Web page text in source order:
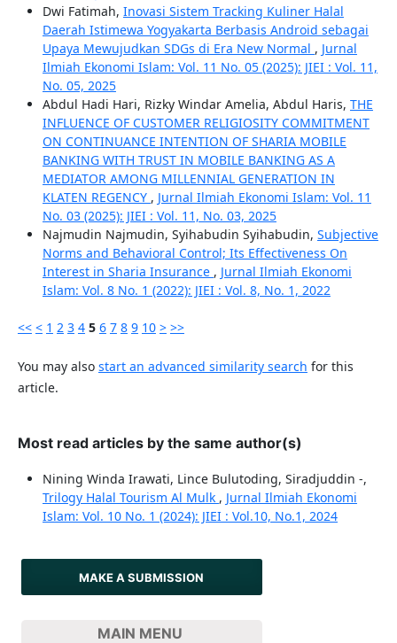
Dwi Fatimah, Inovasi Sistem Tracking Kuliner Halal
Daerah Istimewa Yogyakarta Berbasis Android sebagai
Upaya Mewujudkan SDGs di Era New Normal , Jurnal
Ilmiah Ekonomi Islam: Vol. 11 No. 05 (2025): JIEI : Vol. 11,
No. 05, 2025
Abdul Hadi Hari, Rizky Windar Amelia, Abdul Haris, THE
INFLUENCE OF CUSTOMER RELIGIOSITY COMMITMENT
ON CONTINUANCE INTENTION OF SHARIA MOBILE
BANKING WITH TRUST IN MOBILE BANKING AS A
MEDIATOR AMONG MILLENNIAL GENERATION IN
KLATEN REGENCY , Jurnal Ilmiah Ekonomi Islam: Vol. 11
No. 03 (2025): JIEI : Vol. 11, No. 03, 2025
Najmudin Najmudin, Syihabudin Syihabudin, Subjective
Norms and Behavioral Control; Its Effectiveness On
Interest in Sharia Insurance , Jurnal Ilmiah Ekonomi
Islam: Vol. 8 No. 1 (2022): JIEI : Vol. 8, No. 1, 2022
<< < 1 2 3 4 5 6 7 8 9 10 > >>
You may also start an advanced similarity search for this
article.
Most read articles by the same author(s)
Nining Winda Irawati, Lince Bulutoding, Siradjuddin -,
Trilogy Halal Tourism Al Mulk , Jurnal Ilmiah Ekonomi
Islam: Vol. 10 No. 1 (2024): JIEI : Vol.10, No.1, 2024
MAKE A SUBMISSION
MAIN MENU